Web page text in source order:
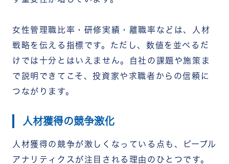
女性管理職比率・研修実績・離職率などは、人材
戦略を伝える指標です。ただし、数値を並べるだ
けでは十分とはいえません。自社の課題や施策ま
で説明できてこそ、投資家や求職者からの信頼に
つながります。
人材獲得の競争激化
人材獲得の競争が激しくなっている点も、ピープル
アナリティクスが注目される理由のひとつです。